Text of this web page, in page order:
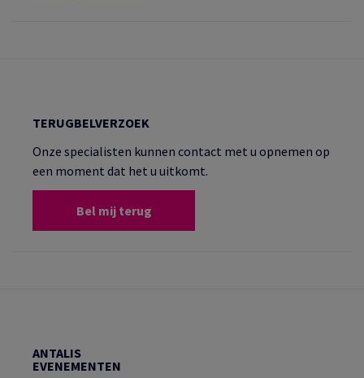
TERUGBELVERZOEK
Onze specialisten kunnen contact met u opnemen op
een moment dat het u uitkomt.
Bel mij terug
ANTALIS
EVENEMENTEN